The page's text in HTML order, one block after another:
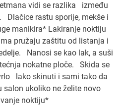
vidi se razlika između
Dlačice rastu sporije, mekše i
manikira* Lakiranje noktiju
pružaju zaštitu od listanja i
Nanosi se kao lak, a suši
nokatne ploče. Skida se
lako skinuti i sami tako da
ukoliko ne želite novo
noktiju*